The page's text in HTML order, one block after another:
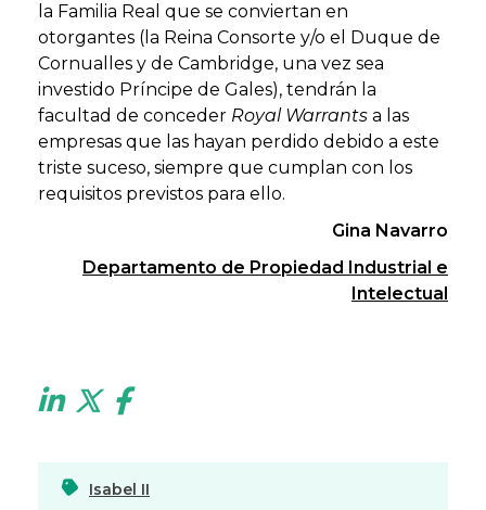
la Familia Real que se conviertan en
otorgantes (la Reina Consorte y/o el Duque de
Cornualles y de Cambridge, una vez sea
investido Príncipe de Gales), tendrán la
facultad de conceder Royal Warrants a las
empresas que las hayan perdido debido a este
triste suceso, siempre que cumplan con los
requisitos previstos para ello.
Gina Navarro
Departamento de Propiedad Industrial e
Intelectual
Isabel II